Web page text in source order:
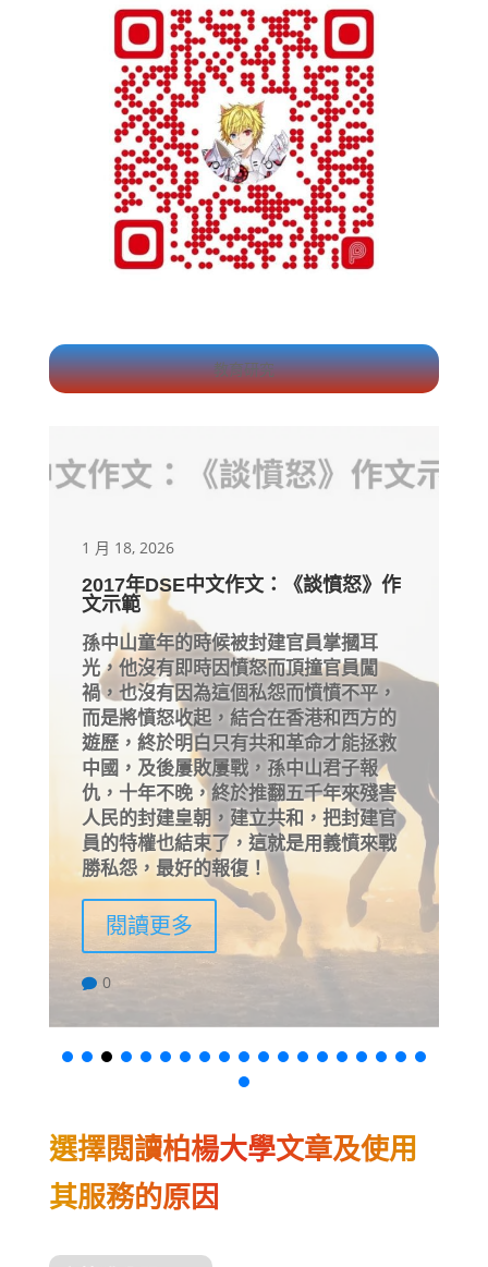
教育研究
1 月 18, 2026
2017年DSE中文作文：《談憤怒》作
文示範
孫中山童年的時候被封建官員掌摑耳
光，他沒有即時因憤怒而頂撞官員闖
禍，也沒有因為這個私怨而憤憤不平，
而是將憤怒收起，結合在香港和西方的
遊歷，終於明白只有共和革命才能拯救
中國，及後屢敗屢戰，孫中山君子報
仇，十年不晚，終於推翻五千年來殘害
人民的封建皇朝，建立共和，把封建官
員的特權也結束了，這就是用義憤來戰
勝私怨，最好的報復！
閱讀更多
 0
選擇閱讀柏楊大學文章及使用
其服務的原因